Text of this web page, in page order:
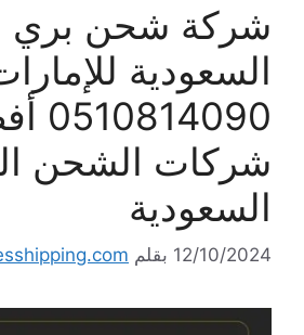
شركة شحن بري
السعودية
شركات الشحن
السعودية
12/10/2024 بقلم